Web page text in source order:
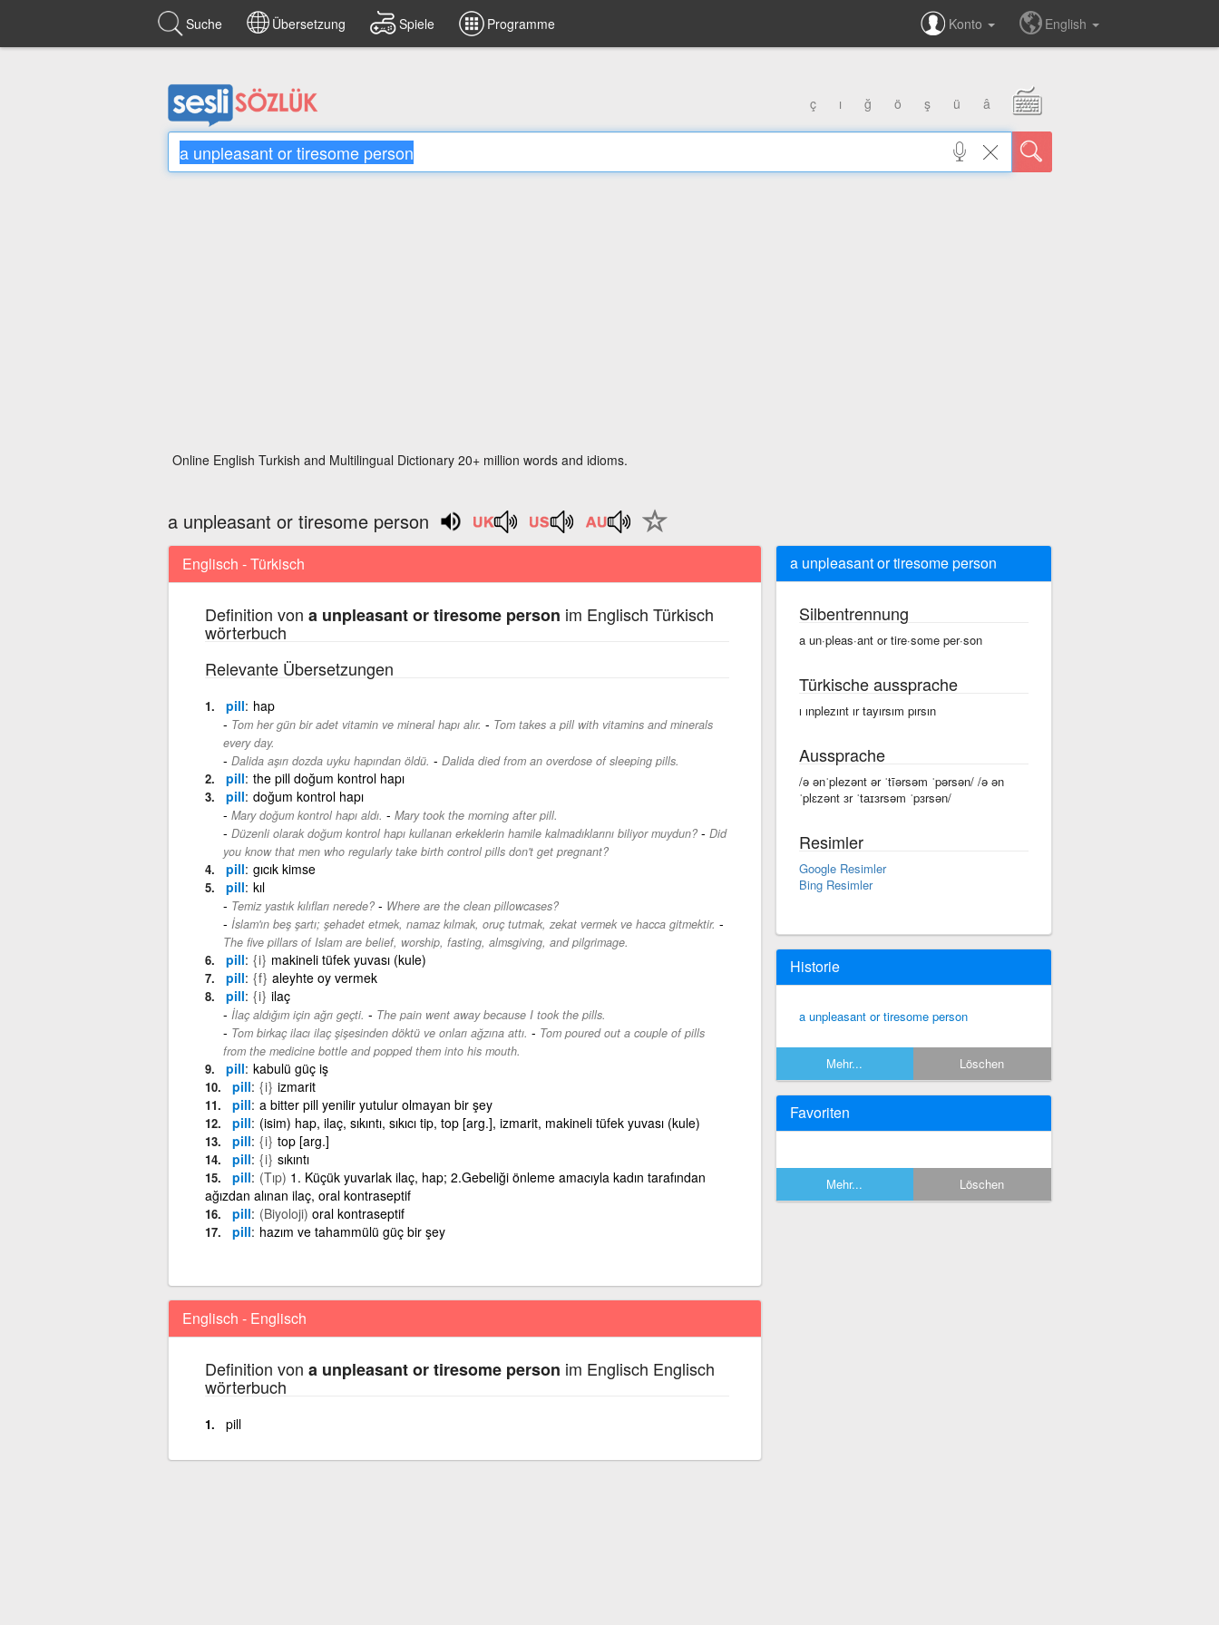
Suche Übersetzung Spiele Programme Konto English
ç ı ğ ö ş ü â
Online English Turkish and Multilingual Dictionary 20+ million words and idioms.
a unpleasant or tiresome person
Englisch - Türkisch
Definition von a unpleasant or tiresome person im Englisch Türkisch
wörterbuch
Relevante Übersetzungen
pill hap
Tom her gün bir adet vitamin ve mineral hapı alır. - Tom takes a pill with vitamins and minerals
every day.
Dalida aşırı dozda uyku hapından öldü. - Dalida died from an overdose of sleeping pills.
pill the pill doğum kontrol hapı
pill doğum kontrol hapı
Mary doğum kontrol hapı aldı. - Mary took the morning after pill.
Düzenli olarak doğum kontrol hapı kullanan erkeklerin hamile kalmadıklarını biliyor muydun?- Did
you know that men who regularly take birth control pills don't get pregnant?
pill gıcık kimse
pill kıl
Temiz yastık kılıfları nerede?- Where are the clean pillowcases?
İslam'ın beş şartı; şehadet etmek, namaz kılmak, oruç tutmak, zekat vermek ve hacca gitmektir. -
The five pillars of Islam are belief, worship, fasting, almsgiving, and pilgrimage.
pill {i} makineli tüfek yuvası (kule)
pill {f} aleyhte oy vermek
pill {i} ilaç
İlaç aldığım için ağrı geçti. - The pain went away because I took the pills.
Tom birkaç ilacı ilaç şişesinden döktü ve onları ağzına attı. - Tom poured out a couple of pills
from the medicine bottle and popped them into his mouth.
pill kabulü güç iş
pill {i} izmarit
pill a bitter pill yenilir yutulur olmayan bir şey
pill (isim) hap, ilaç, sıkıntı, sıkıcı tip, top [arg.], izmarit, makineli tüfek yuvası (kule)
pill {i} top [arg.]
pill {i} sıkıntı
pill (Tıp) 1. Küçük yuvarlak ilaç, hap; 2.Gebeliği önleme amacıyla kadın tarafından
ağızdan alınan ilaç, oral kontraseptif
pill (Biyoloji) oral kontraseptif
pill hazım ve tahammülü güç bir şey
Englisch - Englisch
Definition von a unpleasant or tiresome person im Englisch Englisch
wörterbuch
pill
a unpleasant or tiresome person
Silbentrennung
a un·pleas·ant or tire·some per·son
Türkische aussprache
ı ınplezınt ır tayırsım pırsın
Aussprache
/ə ənˈplezənt ər ˈtīərsəm ˈpərsən/ /ə ən
ˈplɛzənt ɜr ˈtaɪɜrsəm ˈpɜrsən/
Resimler
Google Resimler
Bing Resimler
Historie
a unpleasant or tiresome person
Mehr... Löschen
Favoriten
Mehr... Löschen